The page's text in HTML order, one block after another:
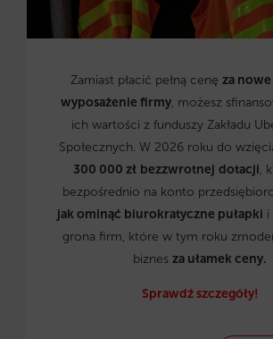
Zamiast płacić pełną cenę za nowe
wyposażenie firmy, możesz
ich wartości z funduszy Zakładu
Społecznych. W 2026 roku do
300 000 zł bezzwrotnej dotacji,
bezpośrednio na konto
jak ominąć biurokratyczne pułapki i
grona firm, które w tym roku
biznes za ułamek ceny.
Sprawdź szczegóły!